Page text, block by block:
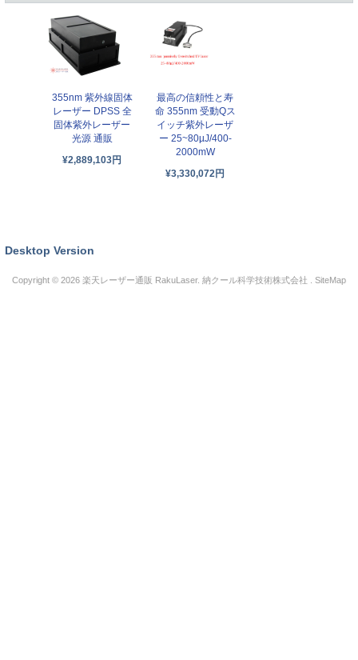
355nm 紫外線固体
レーザー DPSS 全
固体紫外レーザー
光源 通販
¥2,889,103円
最高の信頼性と寿
命 355nm 受動Qス
イッチ紫外レーザ
ー 25~80µJ/400-
2000mW
¥3,330,072円
Desktop Version
Copyright © 2026 楽天レーザー通販 RakuLaser. 納クール科学技術株式会社 . SiteMap